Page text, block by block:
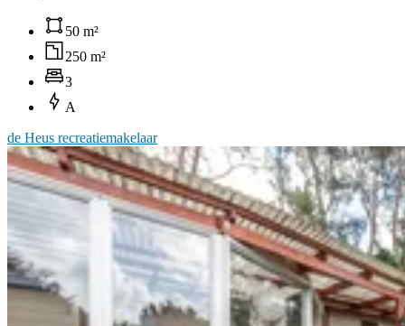
50 m²
250 m²
3
A
de Heus recreatiemakelaar